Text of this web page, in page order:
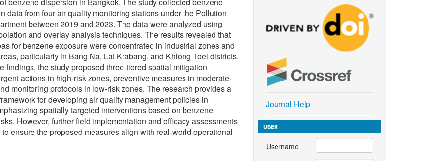
data from four air quality monitoring stations under the Pollution
between 2019 and 2023. The data were analyzed using
and overlay analysis techniques. The results revealed that
for benzene exposure were concentrated in industrial zones and
particularly in Bang Na, Lat Krabang, and Khlong Toei districts.
findings, the study proposed three-tiered spatial mitigation
actions in high-risk zones, preventive measures in moderate-
monitoring protocols in low-risk zones. The research provides a
for developing air quality management policies in
spatially targeted interventions based on benzene
However, further field implementation and efficacy assessments
ensure the proposed measures align with real-world operational
Journal Help
USER
Username